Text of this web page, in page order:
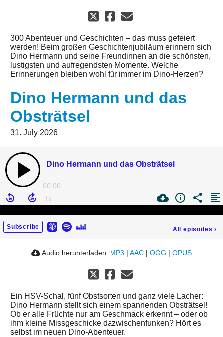
300 Abenteuer und Geschichten – das muss gefeiert
werden! Beim großen Geschichtenjubiläum erinnern sich
Dino Hermann und seine Freundinnen an die schönsten,
lustigsten und aufregendsten Momente. Welche
Erinnerungen bleiben wohl für immer im Dino-Herzen?
Dino Hermann und das
Obsträtsel
31. July 2026
Dino Hermann und das Obsträtsel
00:00
Subscribe All episodes ›
Audio herunterladen: MP3 | AAC | OGG | OPUS
Ein HSV-Schal, fünf Obstsorten und ganz viele Lacher:
Dino Hermann stellt sich einem spannenden Obsträtsel!
Ob er alle Früchte nur am Geschmack erkennt – oder ob
ihm kleine Missgeschicke dazwischenfunken? Hört es
selbst im neuen Dino-Abenteuer.